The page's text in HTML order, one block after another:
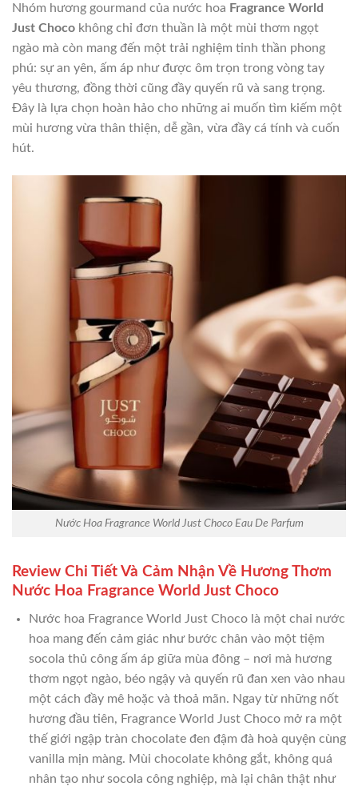
Nhóm hương gourmand của nước hoa Fragrance World
Just Choco không chỉ đơn thuần là một mùi thơm ngọt
ngào mà còn mang đến một trải nghiệm tinh thần phong
phú: sự an yên, ấm áp như được ôm trọn trong vòng tay
yêu thương, đồng thời cũng đầy quyến rũ và sang trọng.
Đây là lựa chọn hoàn hảo cho những ai muốn tìm kiếm một
mùi hương vừa thân thiện, dễ gần, vừa đầy cá tính và cuốn
hút.
Nước Hoa Fragrance World Just Choco Eau De Parfum
Review Chi Tiết Và Cảm Nhận Về Hương Thơm
Nước Hoa Fragrance World Just Choco
Nước hoa Fragrance World Just Choco là một chai nước
hoa mang đến cảm giác như bước chân vào một tiệm
socola thủ công ấm áp giữa mùa đông – nơi mà hương
thơm ngọt ngào, béo ngậy và quyến rũ đan xen vào nhau
một cách đầy mê hoặc và thoả mãn. Ngay từ những nốt
hương đầu tiên, Fragrance World Just Choco mở ra một
thế giới ngập tràn chocolate đen đậm đà hoà quyện cùng
vanilla mịn màng. Mùi chocolate không gắt, không quá
nhân tạo như socola công nghiệp, mà lại chân thật như